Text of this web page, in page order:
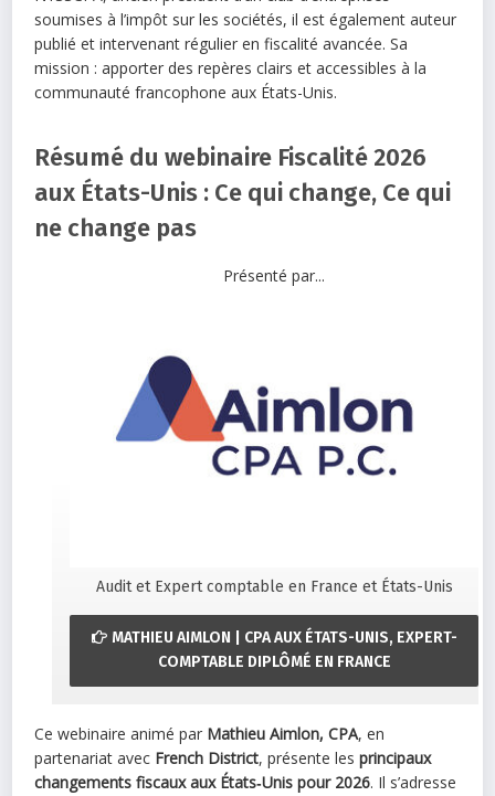
soumises à l’impôt sur les sociétés, il est également auteur
publié et intervenant régulier en fiscalité avancée. Sa
mission : apporter des repères clairs et accessibles à la
communauté francophone aux États-Unis.
Résumé du webinaire Fiscalité 2026
aux États-Unis : Ce qui change, Ce qui
ne change pas
Présenté par...
Audit et Expert comptable en France et États-Unis
MATHIEU AIMLON | CPA AUX ÉTATS-UNIS, EXPERT-
COMPTABLE DIPLÔMÉ EN FRANCE
Ce webinaire animé par Mathieu Aimlon, CPA, en
partenariat avec French District, présente lesprincipaux
changements fiscaux aux États‑Unis pour 2026. Il s’adresse